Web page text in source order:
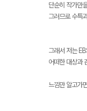
단순히 작가만
그러므로 수특
그래서 저는
어떠한 대상과
느낌만 알고가